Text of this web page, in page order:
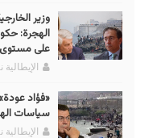
وزير
الهجرة:
على
الإيطالية
«فؤاد
سياسات
الإيطالية